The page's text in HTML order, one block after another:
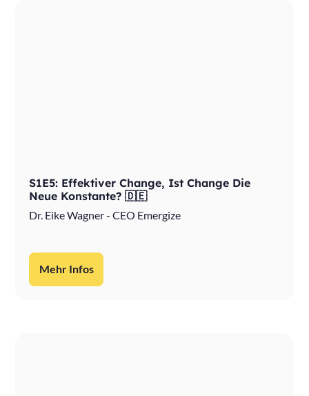
S1E5: Effektiver Change, Ist Change Die
Neue Konstante? 🇩🇪
Dr. Eike Wagner - CEO Emergize
Mehr Infos